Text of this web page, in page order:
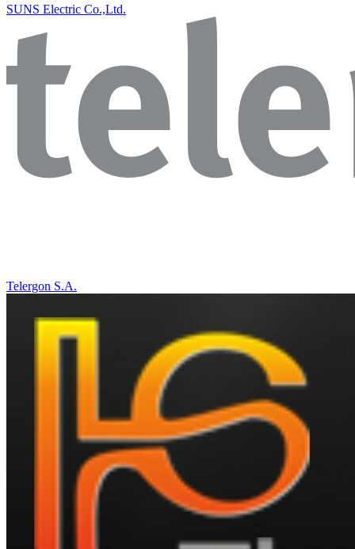
SUNS Electric Co.,Ltd.
Telergon S.A.